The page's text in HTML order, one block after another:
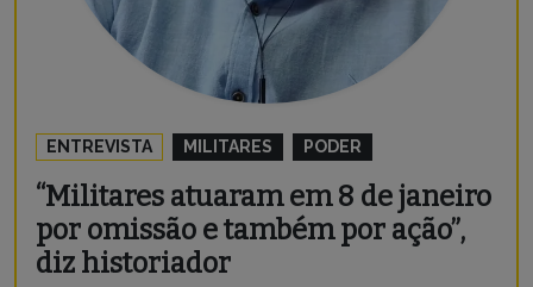
ENTREVISTA MILITARES PODER
“Militares atuaram em 8 de janeiro
por omissão e também por ação”,
diz historiador